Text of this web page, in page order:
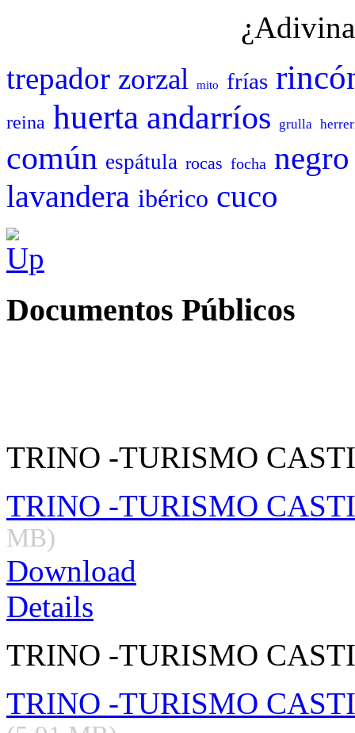
trepador zorzal mito frías
reina huerta andarríos grulla
común espátula rocas focha negro
lavandera ibérico cuco
Documentos Públicos
TRINO -TURISMO
TRINO -TURISMO
MB)
Download
Details
TRINO -TURISMO
TRINO -TURISMO